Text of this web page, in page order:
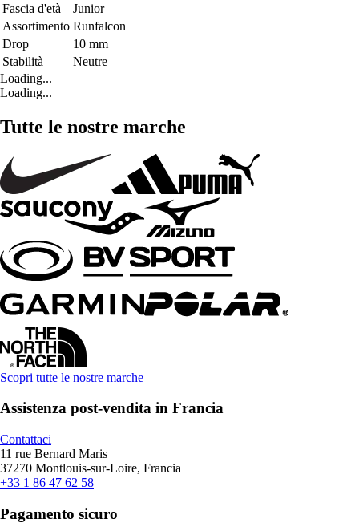
Fascia d'età
Junior
Assortimento Runfalcon
Drop
10 mm
Stabilità
Neutre
Loading...
Loading...
Tutte le nostre marche
Scopri tutte le nostre marche
Assistenza post-vendita in Francia
Contattaci
11 rue Bernard Maris
37270 Montlouis-sur-Loire, Francia
+33 1 86 47 62 58
Pagamento sicuro